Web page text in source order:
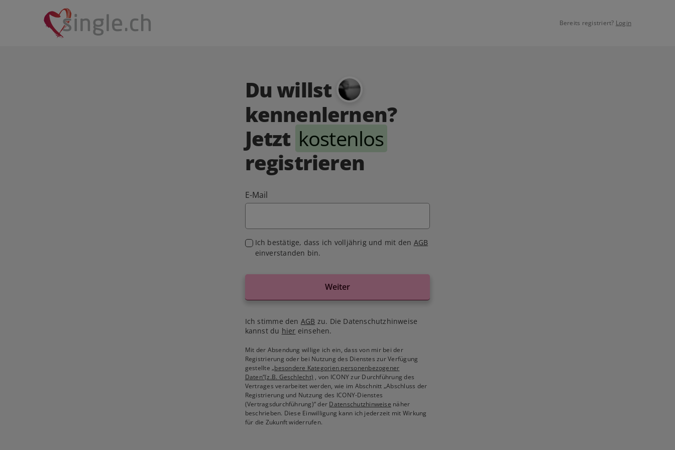
Bereits registriert? Login
Du willst
kennenlernen?
Jetzt kostenlos
registrieren
E-Mail
Ich bestätige, dass ich volljährig und mit den AGB
einverstanden bin.
Weiter
Ich stimme den AGB zu. Die Datenschutzhinweise
kannst du hier einsehen.
Mit der Absendung willige ich ein, dass von mir bei der
Registrierung oder bei Nutzung des Dienstes zur Verfügung
gestellte„besondere Kategorien personenbezogener
Daten“(z.B. Geschlecht) , von ICONY zur Durchführung des
Vertrages verarbeitet werden, wie im Abschnitt „Abschluss der
Registrierung und Nutzung des ICONY-Dienstes
(Vertragsdurchführung)“ der Datenschutzhinweise näher
beschrieben. Diese Einwilligung kann ich jederzeit mit Wirkung
für die Zukunft widerrufen.